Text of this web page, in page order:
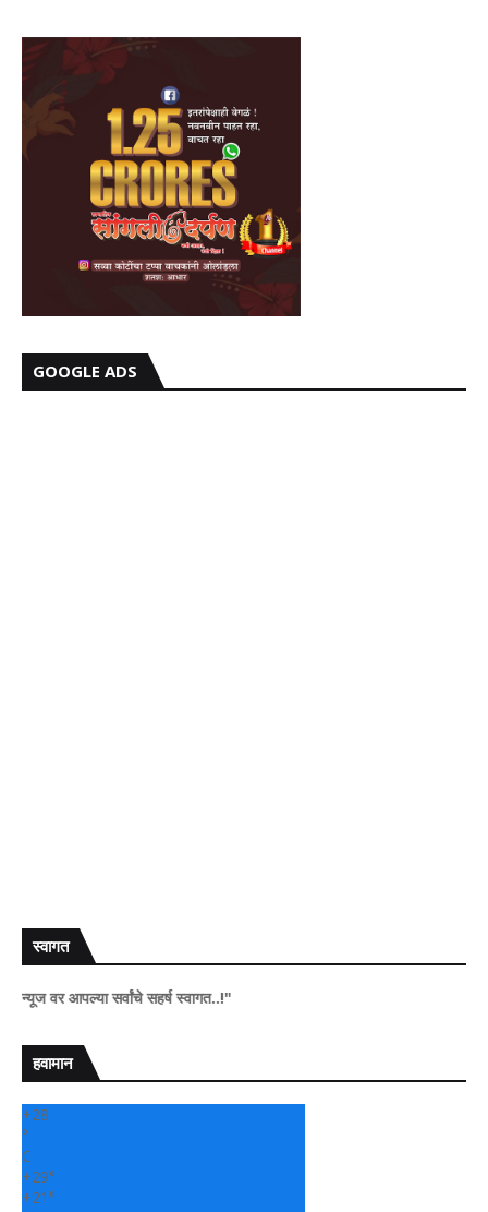
GOOGLE ADS
स्वागत
आपल्या सर्वांचे सहर्ष स्वागत..!"
हवामान
+28
°
C
+29°
+21°